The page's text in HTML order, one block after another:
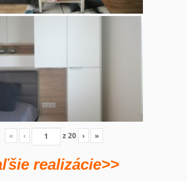
« ‹ z20 › »
realizácie>>